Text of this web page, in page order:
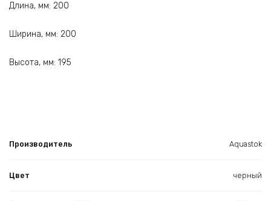
Длина, мм: 200
Ширина, мм: 200
Высота, мм: 195
Производитель Aquastok
Цвет черный